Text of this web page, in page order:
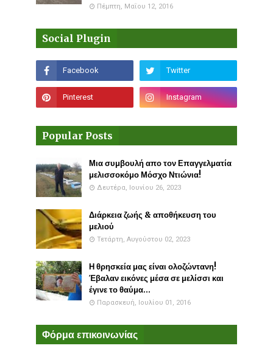
Πέμπτη, Μαΐου 12, 2016
Social Plugin
Popular Posts
Μια συμβουλή απο τον Επαγγελματία
μελισσοκόμο Μόσχο Ντιώνια!
Δευτέρα, Ιουνίου 26, 2023
Διάρκεια ζωής & αποθήκευση του
μελιού
Τετάρτη, Αυγούστου 02, 2023
Η θρησκεία μας είναι ολοζώντανη!
Έβαλαν εικόνες μέσα σε μελίσσι και
έγινε το θαύμα...
Παρασκευή, Ιουλίου 01, 2016
Φόρμα επικοινωνίας